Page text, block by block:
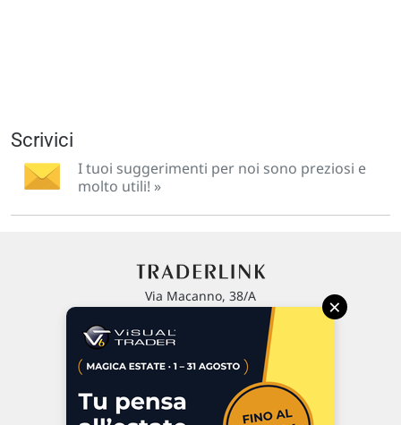
Scrivici
I tuoi suggerimenti per noi sono preziosi e
molto utili! »
Via Macanno, 38/A
P.IVA 02 452 460 401
Commenti e segnalazioni
×